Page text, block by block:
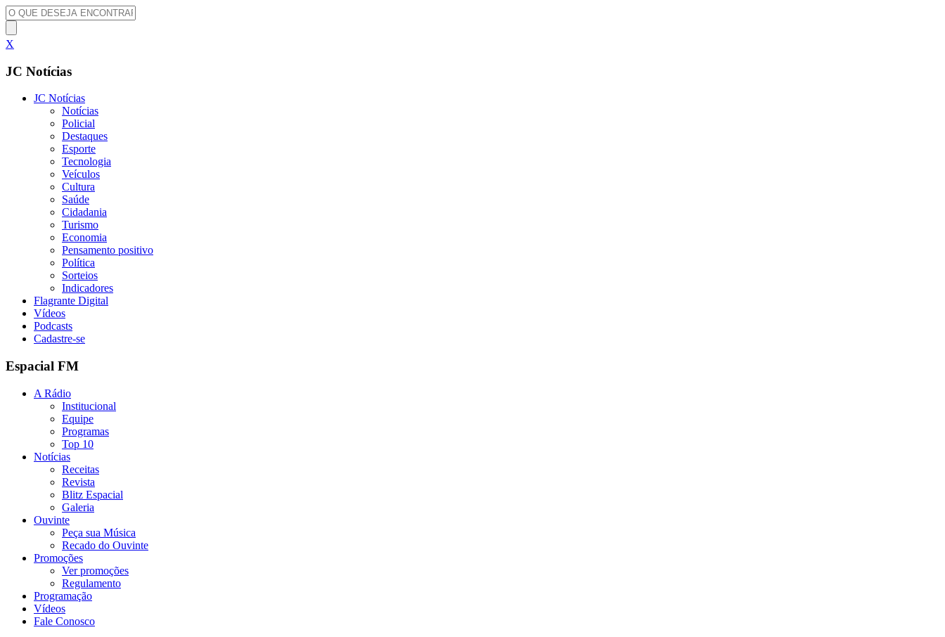
X
JC Notícias
JC Notícias
Notícias
Policial
Destaques
Esporte
Tecnologia
Veículos
Cultura
Saúde
Cidadania
Turismo
Economia
Pensamento positivo
Política
Sorteios
Indicadores
Flagrante Digital
Vídeos
Podcasts
Cadastre-se
Espacial FM
A Rádio
Institucional
Equipe
Programas
Top 10
Notícias
Receitas
Revista
Blitz Espacial
Galeria
Ouvinte
Peça sua Música
Recado do Ouvinte
Promoções
Ver promoções
Regulamento
Programação
Vídeos
Fale Conosco